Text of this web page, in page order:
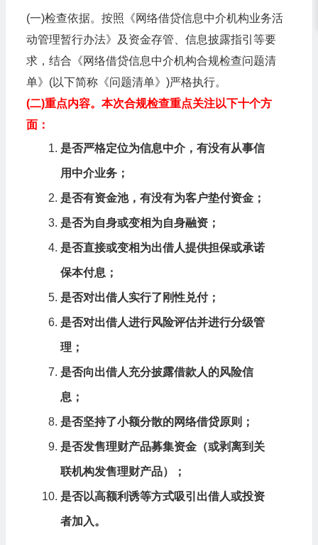
(一)检查依据。按照《网络借贷信息中介机构业务活
动管理暂行办法》及资金存管、信息披露指引等要
求，结合《网络借贷信息中介机构合规检查问题清
单》(以下简称《问题清单》)严格执行。
(二)重点内容。本次合规检查重点关注以下十个方
面：
是否严格定位为信息中介，有没有从事信
用中介业务；
是否有资金池，有没有为客户垫付资金；
是否为自身或变相为自身融资；
是否直接或变相为出借人提供担保或承诺
保本付息；
是否对出借人实行了刚性兑付；
是否对出借人进行风险评估并进行分级管
理；
是否向出借人充分披露借款人的风险信
息；
是否坚持了小额分散的网络借贷原则；
是否发售理财产品募集资金（或剥离到关
联机构发售理财产品）；
是否以高额利诱等方式吸引出借人或投资
者加入。